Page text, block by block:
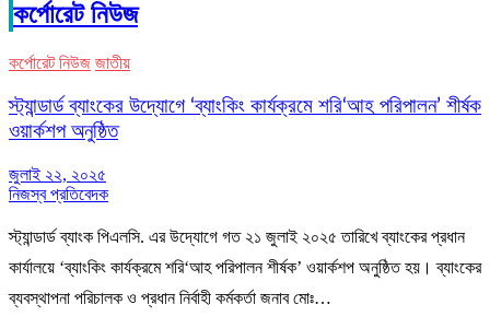
কর্পোরেট নিউজ
কর্পোরেট নিউজ জাতীয়
স্ট্যান্ডার্ড ব্যাংকের উদ্যোগে ‘ব্যাংকিং কার্যক্রমে শরি‘আহ পরিপালন’ শীর্ষক
ওয়ার্কশপ অনুষ্ঠিত
জুলাই ২২, ২০২৫
নিজস্ব প্রতিবেদক
স্ট্যান্ডার্ড ব্যাংক পিএলসি. এর উদ্যোগে গত ২১ জুলাই ২০২৫ তারিখে ব্যাংকের প্রধান
কার্যালয়ে ‘ব্যাংকিং কার্যক্রমে শরি‘আহ পরিপালন শীর্ষক’ ওয়ার্কশপ অনুষ্ঠিত হয়। ব্যাংকের
ব্যবস্থাপনা পরিচালক ও প্রধান নির্বাহী কর্মকর্তা জনাব মোঃ…